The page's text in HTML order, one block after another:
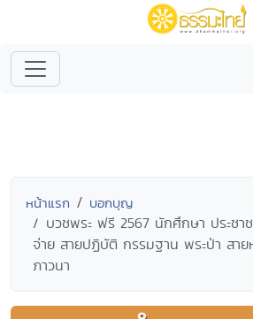
หน้าแรก บอกบุญ
บวชพระ ฟรี 2567 นักศึกษา ประชาช
จ่าย สายปฏิบัติ กรรมฐาน พระป่า สา
ภาวนา